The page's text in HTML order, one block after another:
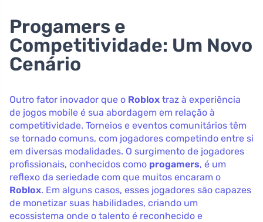
Progamers e
Competitividade: Um Novo
Cenário
Outro fator inovador que o Roblox traz à experiência
de jogos mobile é sua abordagem em relação à
competitividade. Torneios e eventos comunitários têm
se tornado comuns, com jogadores competindo entre si
em diversas modalidades. O surgimento de jogadores
profissionais, conhecidos como progamers, é um
reflexo da seriedade com que muitos encaram o
Roblox. Em alguns casos, esses jogadores são capazes
de monetizar suas habilidades, criando um
ecossistema onde o talento é reconhecido e